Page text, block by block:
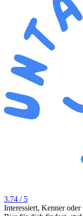
3.74 / 5
Interessiert, Kenner oder